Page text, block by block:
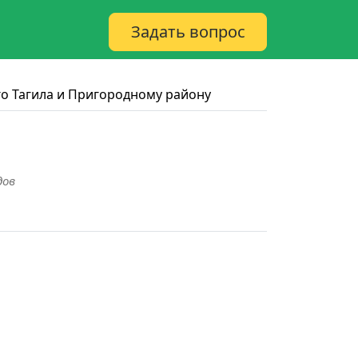
Задать вопрос
Тагила и Пригородному району